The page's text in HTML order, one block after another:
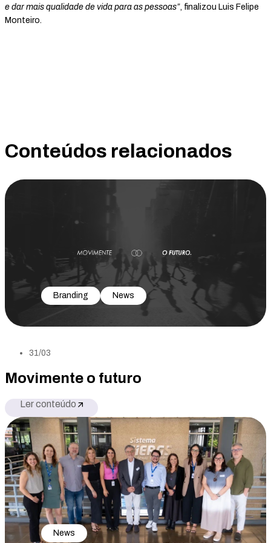
e dar mais qualidade de vida para as pessoas”, finalizou Luis Felipe
Monteiro.
Conteúdos relacionados
Branding News
31/03
Movimente o futuro
Ler conteúdo
News